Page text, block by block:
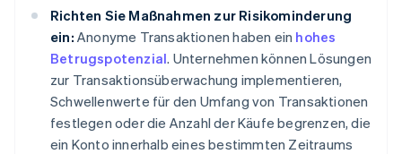
Richten Sie Maßnahmen zur Risikominderung
ein: Anonyme Transaktionen haben ein hohes
Betrugspotenzial. Unternehmen können Lösungen
zur Transaktionsüberwachung implementieren,
Schwellenwerte für den Umfang von Transaktionen
festlegen oder die Anzahl der Käufe begrenzen, die
ein Konto innerhalb eines bestimmten Zeitraums